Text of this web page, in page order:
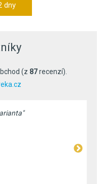
dny
(z 87recenzí).